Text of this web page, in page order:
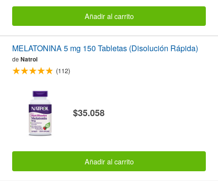
Añadir al carrito
MELATONINA 5 mg 150 Tabletas (Disolución Rápida)
de Natrol
(112)
$35.058
Añadir al carrito